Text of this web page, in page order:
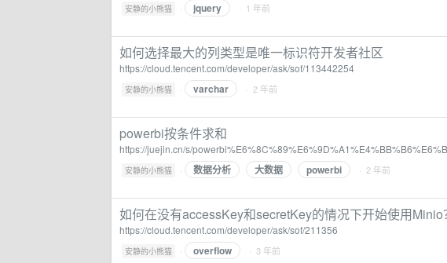
安静的小熊猫 · jquery · 1 年前
如何选择最大的列类型是唯一标识符开发者社区
https://cloud.tencent.com/developer/ask/sof/113442254
安静的小熊猫 · varchar · 2 年前
powerbi按条件求和
https://juejin.cn/s/
安静的小熊猫 · 数据分析 大数据 powerbi · 2 年前
如何在没有accessKey和secretKey的情况下开始使用Minio
https://cloud.tencent.com/developer/ask/sof/211356
安静的小熊猫 · overflow · 3 年前